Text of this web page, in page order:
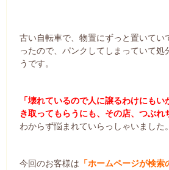
古い自転車で、物置にずっと置いてい
ったので、パンクしてしまっていて処
うです。
「壊れているので人に譲るわけにもい
き取ってもらうにも、その店、つぶれ
わからず悩まれていらっしゃいました。
今回のお客様は 「ホームページが検索